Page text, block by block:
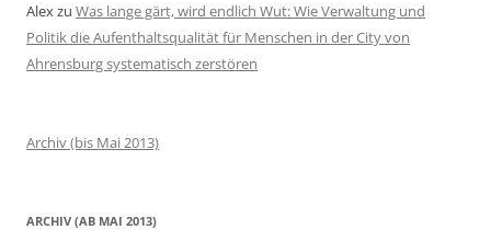
Alexzu Was lange gärt, wird endlich Wut: Wie Verwaltung und
Politik die Aufenthaltsqualität für Menschen in der City von
Ahrensburg systematisch zerstören
Archiv (bis Mai 2013)
ARCHIV (AB MAI 2013)